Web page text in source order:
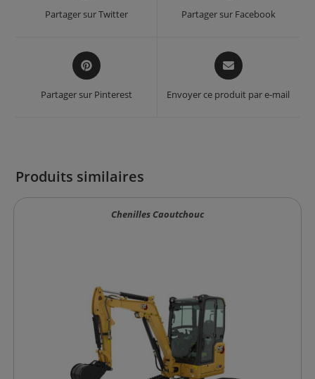
new
Partager sur Twitter
new
Partager sur Facebook
Opens
in
new
Partager sur Pinterest
Opens
in
new
Envoyer ce produit par e-mail
Produits similaires
Chenilles Caoutchouc